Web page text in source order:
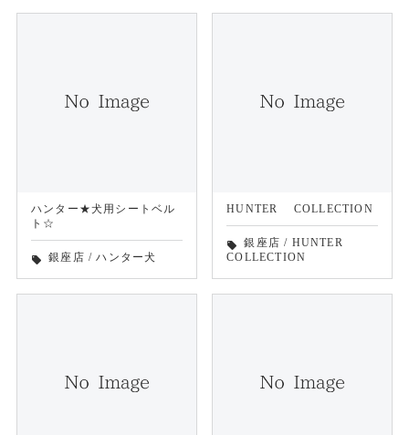
ハンター★犬用シートベル
ト☆
local_offer 銀座店 /ハンター犬
HUNTER COLLECTION
local_offer 銀座店 / HUNTER
COLLECTION